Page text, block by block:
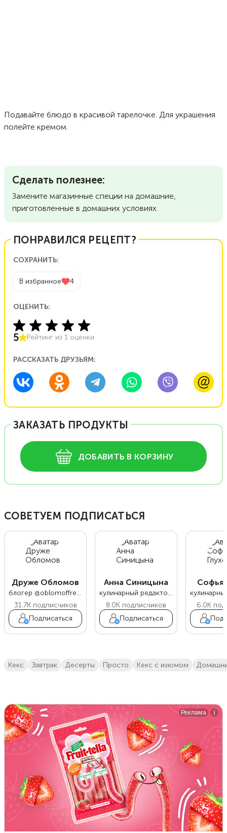
Подавайте блюдо в красивой тарелочке. Для украшения
полейте кремом.
Сделать полезнее:
Замените магазинные специи на домашние,
приготовленные в домашних условиях.
ПОНРАВИЛСЯ РЕЦЕПТ?
СОХРАНИТЬ:
В избранное 4
ОЦЕНИТЬ:
5 Рейтинг из 1 оценки
РАССКАЗАТЬ ДРУЗЬЯМ:
ЗАКАЗАТЬ ПРОДУКТЫ
ДОБАВИТЬ В КОРЗИНУ
СОВЕТУЕМ ПОДПИСАТЬСЯ
Друже Обломов
блогер @oblomoffrecipe
31.7Kподписчиков
Подписаться
Анна Синицына
кулинарный редактор Food.ru
8.0K подписчиков
Подписаться
Софья
6.0K
кекс завтрак десерты просто кекс с изюмом